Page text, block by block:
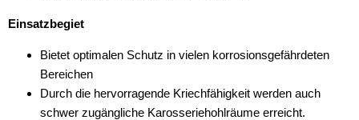
Einsatzbegiet
Bietet optimalen Schutz in vielen korrosionsgefährdeten
Bereichen
Durch die hervorragende Kriechfähigkeit werden auch
schwer zugängliche Karosseriehohlräume erreicht.